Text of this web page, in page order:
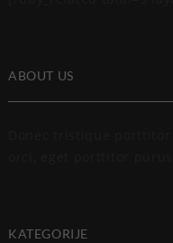
ABOUT US
KATEGORIJE